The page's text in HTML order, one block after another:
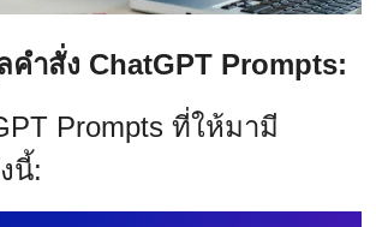
คำสั่ง ChatGPT Prompts:
Prompts ที่ให้มามี
นี้: